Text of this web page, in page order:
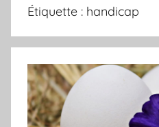
Étiquette : handicap